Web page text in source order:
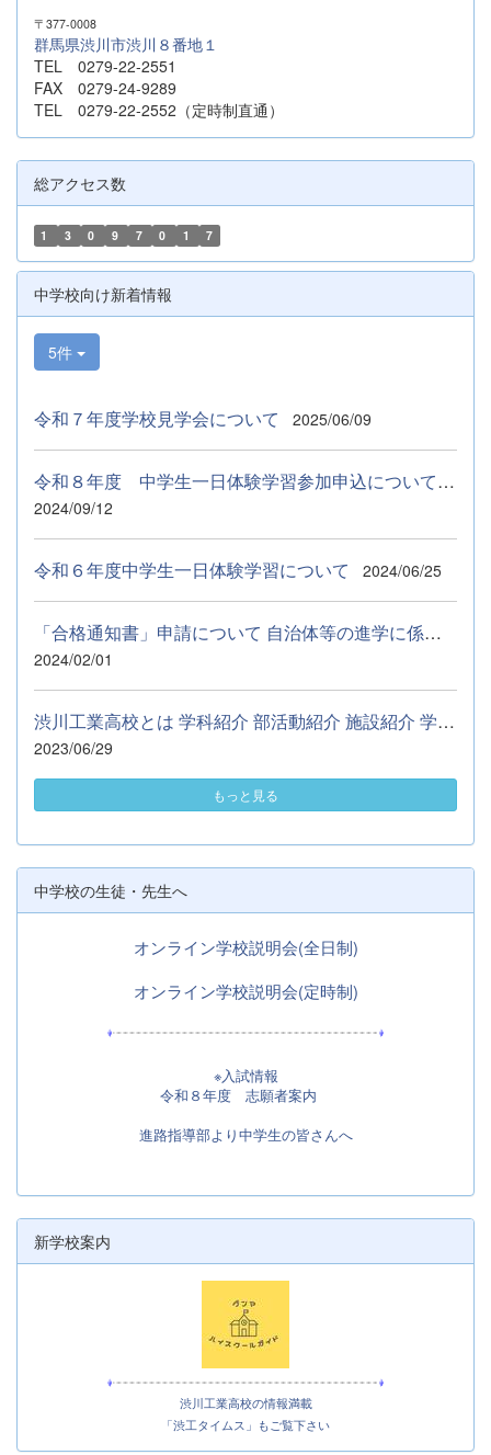
〒377-0008
群馬県渋川市渋川８番地１
TEL 0279-22-2551
FAX 0279-24-9289
TEL 0279-22-2552（定時制直通）
総アクセス数
1 3 0 9 7 0 1 7
中学校向け新着情報
5件
令和７年度学校見学会について 2025/06/09
令和８年度 中学生一日体験学習参加申込について ９月５日（土...
2024/09/12
令和６年度中学生一日体験学習について 2024/06/25
「合格通知書」申請について 自治体等の進学に係る奨学資金の申請...
2024/02/01
渋川工業高校とは 学科紹介 部活動紹介 施設紹介 学校行事 Q&amp;...
2023/06/29
もっと見る
中学校の生徒・先生へ
オンライン学校説明会(全日制)
オンライン学校説明会(定時制)
※入試情報
令和８年度 志願者案内
進路指導部より中学生の皆さんへ
新学校案内
渋川工業高校の情報満載
「渋工タイムス」もご覧下さい